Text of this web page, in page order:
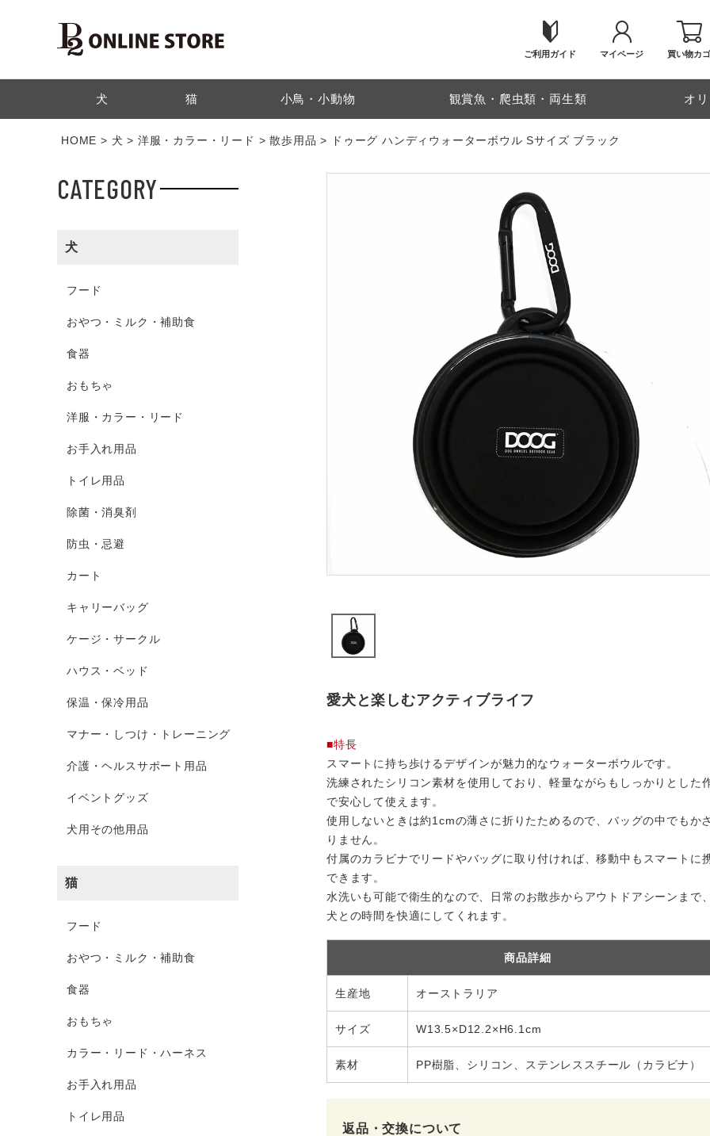
ご利用ガイド マイページ 買い物カゴ
検索
犬 猫 小鳥・小動物 観賞魚・爬虫類・両生類 オ
HOME 犬 洋服・カラー・リード 散歩用品 ドゥーグ ハンディウォーターボウル Sサイズ ブラック
CATEGORY
犬
フード
おやつ・ミルク・補助食
食器
おもちゃ
洋服・カラー・リード
お手入れ用品
トイレ用品
除菌・消臭剤
防虫・忌避
カート
キャリーバッグ
ケージ・サークル
ハウス・ベッド
保温・保冷用品
マナー・しつけ・トレーニング
介護・ヘルスサポート用品
イベントグッズ
犬用その他用品
猫
フード
おやつ・ミルク・補助食
食器
おもちゃ
カラー・リード・ハーネス
お手入れ用品
トイレ用品
愛犬と楽しむアクティブライフ
■特長
スマートに持ち歩けるデザインが魅力的なウォーターボウルです。
洗練されたシリコン素材を使用しており、軽量ながらもしっかりとした
で安心して使えます。
使用しないときは約1cmの薄さに折りたためるので、バッグの中でもか
りません。
付属のカラビナでリードやバッグに取り付ければ、移動中もスマートに
できます。
水洗いも可能で衛生的なので、日常のお散歩からアウトドアシーンまで
犬との時間を快適にしてくれます。
商品詳細
生産地 オーストラリア
サイズ W13.5×D12.2×H6.1cm
素材 PP樹脂、シリコン、ステンレススチール（カラビナ）
返品・交換について